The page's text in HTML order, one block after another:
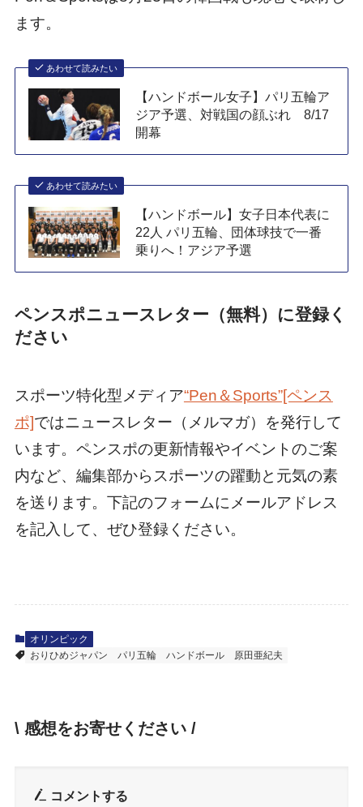
ます。
あわせて読みたい
【ハンドボール女子】パリ五輪ア
ジア予選、対戦国の顔ぶれ 8/17
開幕
あわせて読みたい
【ハンドボール】女子日本代表に
22人 パリ五輪、団体球技で一番
乗りへ！アジア予選
ペンスポニュースレター（無料）に登録く
ださい
スポーツ特化型メディア“Pen＆Sports”[ペンス
ポ]ではニュースレター（メルマガ）を発行して
います。ペンスポの更新情報やイベントのご案
内など、編集部からスポーツの躍動と元気の素
を送ります。下記のフォームにメールアドレス
を記入して、ぜひ登録ください。
オリンピック
おりひめジャパン
パリ五輪 ハンドボール 原田亜紀夫
\ 感想をお寄せください /
コメントする